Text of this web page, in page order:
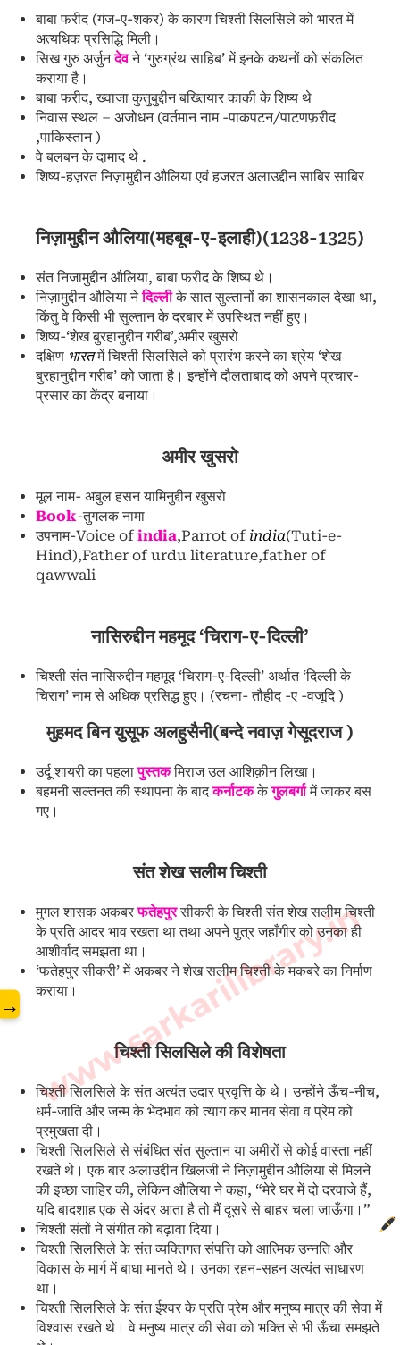
बाबा फरीद (गंज-ए-शकर) के कारण चिश्ती सिलसिले को भारत में
अत्यधिक प्रसिद्धि मिली।
सिख गुरु अर्जुनदेवने ‘गुरुग्रंथ साहिब’ में इनके कथनों को संकलित
कराया है।
बाबा फरीद, ख्वाजा कुतुबुद्दीन बख्तियार काकी के शिष्य थे
निवास स्थल – अजोधन (वर्तमान नाम -पाकपटन/पाटणफ़रीद
,पाकिस्तान )
वे बलबन के दामाद थे .
शिष्य-हज़रत निज़ामुद्दीन औलिया एवं हजरत अलाउद्दीन साबिर साबिर
निज़ामुद्दीन औलिया(महबूब-ए-इलाही)(1238-1325)
संत निजामुद्दीन औलिया, बाबा फरीद के शिष्य थे।
निज़ामुद्दीन औलिया नेदिल्लीके सात सुल्तानों का शासनकाल देखा था,
किंतु वे किसी भी सुल्तान के दरबार में उपस्थित नहीं हुए।
शिष्य-‘शेख बुरहानुद्दीन गरीब’,अमीर खुसरो
दक्षिण भारतमें चिश्ती सिलसिले को प्रारंभ करने का श्रेय ‘शेख
बुरहानुद्दीन गरीब’ को जाता है। इन्होंने दौलताबाद को अपने प्रचार-
प्रसार का केंद्र बनाया।
अमीर खुसरो
मूल नाम- अबुल हसन यामिनुद्दीन खुसरो
Book-तुगलक नामा
उपनाम-Voice of india,Parrot of india(Tuti-e-
Hind),Father of urdu literature,father of
qawwali
नासिरुद्दीन महमूद ‘चिराग-ए-दिल्ली’
चिश्ती संत नासिरुद्दीन महमूद ‘चिराग-ए-दिल्ली’ अर्थात ‘दिल्ली के
चिराग’ नाम से अधिक प्रसिद्ध हुए। (रचना- तौहीद -ए -वजूदि )
मुहमद बिन युसूफ अलहुसैनी(बन्दे नवाज़ गेसूदराज )
उर्दू शायरी का पहलापुस्तकमिराज उल आशिक़ीन लिखा।
बहमनी सल्तनत की स्थापना के बादकर्नाटककेगुलबर्गामें जाकर बस
गए।
संत शेख सलीम चिश्ती
मुगल शासक अकबरफतेहपुरसीकरी के चिश्ती संत शेख सलीम चिश्ती
के प्रति आदर भाव रखता था तथा अपने पुत्र जहाँगीर को उनका ही
आशीर्वाद समझता था।
‘फतेहपुर सीकरी’ में अकबर ने शेख सलीम चिश्ती के मकबरे का निर्माण
कराया।
चिश्ती सिलसिले की विशेषता
चिश्ती सिलसिले के संत अत्यंत उदार प्रवृत्ति के थे। उन्होंने ऊँच-नीच,
धर्म-जाति और जन्म के भेदभाव को त्याग कर मानव सेवा व प्रेम को
प्रमुखता दी।
चिश्ती सिलसिले से संबंधित संत सुल्तान या अमीरों से कोई वास्ता नहीं
रखते थे। एक बार अलाउद्दीन खिलजी ने निज़ामुद्दीन औलिया से मिलने
की इच्छा जाहिर की, लेकिन औलिया ने कहा, “मेरे घर में दो दरवाजे हैं,
यदि बादशाह एक से अंदर आता है तो मैं दूसरे से बाहर चला जाऊँगा।”
चिश्ती संतों ने संगीत को बढ़ावा दिया।
चिश्ती सिलसिले के संत व्यक्तिगत संपत्ति को आत्मिक उन्नति और
विकास के मार्ग में बाधा मानते थे। उनका रहन-सहन अत्यंत साधारण
था।
चिश्ती सिलसिले के संत ईश्वर के प्रति प्रेम और मनुष्य मात्र की सेवा में
विश्वास रखते थे। वे मनुष्य मात्र की सेवा को भक्ति से भी ऊँचा समझते
www.sarkarilibrary.in
→